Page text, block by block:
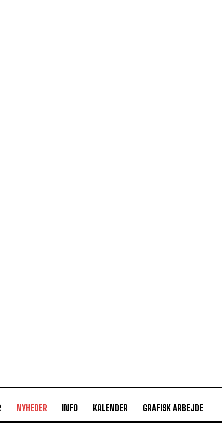
NYHEDER INFO KALENDER GRAFISK ARBEJDE